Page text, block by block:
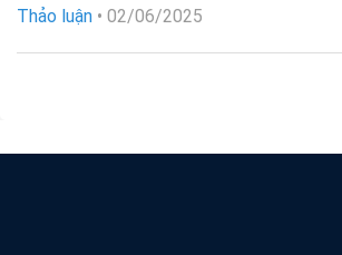
Thảo luận • 02/06/2025